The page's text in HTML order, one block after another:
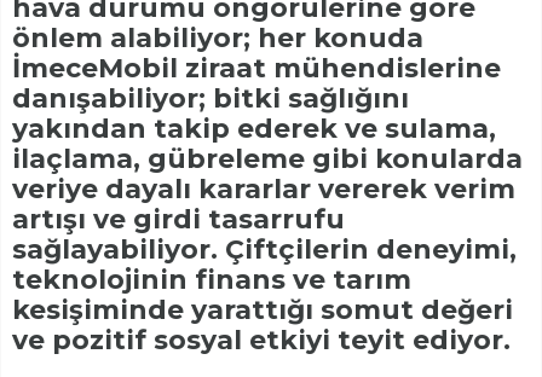
hava durumu öngörülerine göre
önlem alabiliyor; her konuda
İmeceMobil ziraat mühendislerine
danışabiliyor; bitki sağlığını
yakından takip ederek ve sulama,
ilaçlama, gübreleme gibi konularda
veriye dayalı kararlar vererek verim
artışı ve girdi tasarrufu
sağlayabiliyor. Çiftçilerin deneyimi,
teknolojinin finans ve tarım
kesişiminde yarattığı somut değeri
ve pozitif sosyal etkiyi teyit ediyor.